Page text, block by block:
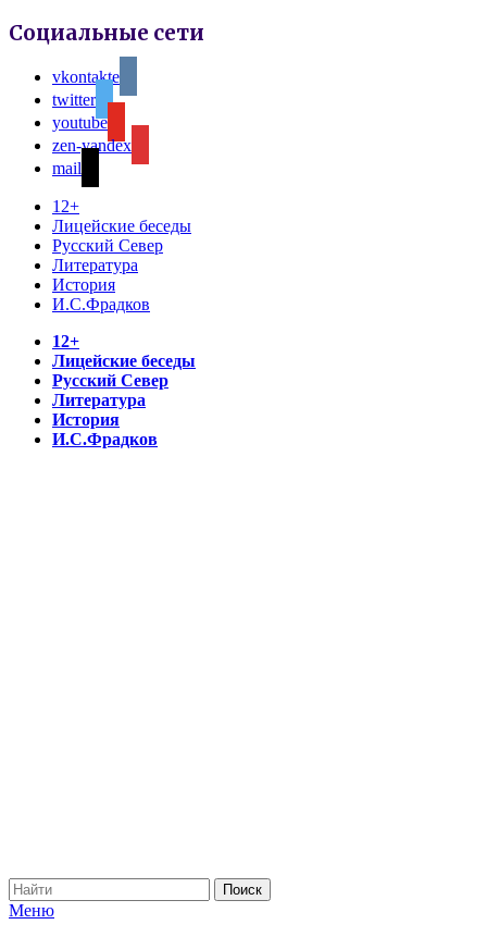
Социальные сети
vkontakte
twitter
youtube
zen-yandex
mail
12+
Лицейские беседы
Русский Север
Литература
История
И.С.Фрадков
12+
Лицейские беседы
Русский Север
Литература
История
И.С.Фрадков
Меню